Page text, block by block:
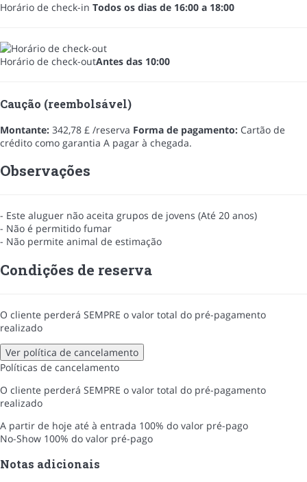
Horário de check-in Todos os dias de 16:00 a 18:00
Horário de check-outAntes das 10:00
Caução (reembolsável)
Montante: 342,78 £ /reserva Forma de pagamento: Cartão de
crédito como garantia A pagar à chegada.
Observações
- Este aluguer não aceita grupos de jovens (Até 20 anos)
- Não é permitido fumar
- Não permite animal de estimação
Condições de reserva
O cliente perderá SEMPRE o valor total do pré-pagamento
realizado
Ver política de cancelamento
Políticas de cancelamento
O cliente perderá SEMPRE o valor total do pré-pagamento
realizado
A partir de hoje até à entrada 100% do valor pré-pago
No-Show 100% do valor pré-pago
Notas adicionais